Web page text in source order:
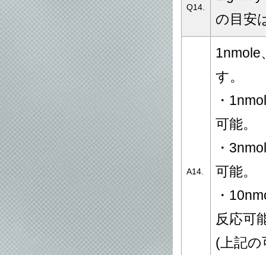
Q14.
の目安
A14.
1nmole
す。
・
可能。
・
可能。
・
反応可
(上記